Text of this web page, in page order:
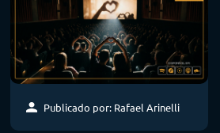
Publicado por: Rafael Arinelli